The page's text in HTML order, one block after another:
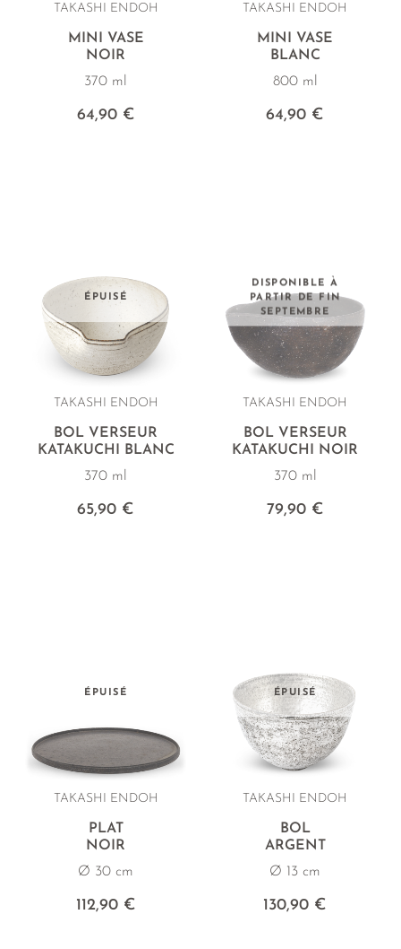
TAKASHI ENDOH
MINI VASE
NOIR
370 ml
64,90 €
TAKASHI ENDOH
MINI VASE
BLANC
800 ml
64,90 €
ÉPUISÉ
TAKASHI ENDOH
BOL VERSEUR
KATAKUCHI BLANC
370 ml
65,90 €
DISPONIBLE À
PARTIR DE FIN
SEPTEMBRE
TAKASHI ENDOH
BOL VERSEUR
KATAKUCHI NOIR
370 ml
79,90 €
ÉPUISÉ
TAKASHI ENDOH
PLAT
NOIR
Ø 30 cm
112,90 €
ÉPUISÉ
TAKASHI ENDOH
BOL
ARGENT
Ø 13 cm
130,90 €